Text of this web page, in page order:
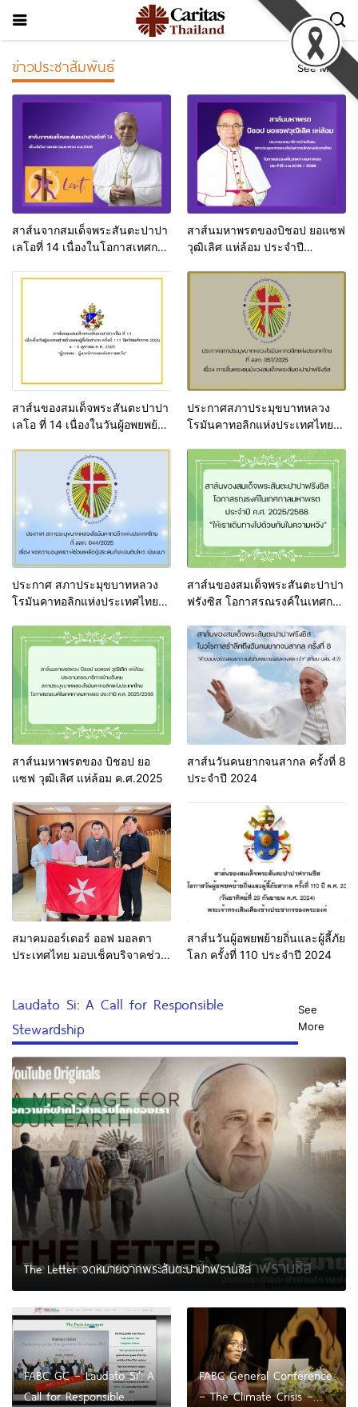
ข่าวประชาสัมพันธ์ See More
สาส์นจากสมเด็จพระสันตะปาปา
เลโอที่ 14 เนื่องในโอกาสเทศกาล
สาส์นมหาพรตของบิชอป ยอแซฟ
วุฒิเลิศ แห่ล้อม ประจำปี
สาส์นของสมเด็จพระสันตะปาปา
เลโอ ที่ 14 เนื่องในวันผู้อพยพย้าย
ริสตศักราช 2025
ประกาศสภาประมุขบาทหลวง
โรมันคาทอลิกแห่งประเทศไทย
พระสันตะปาปาฟรังซิส
ประกาศ สภาประมุขบาทหลวง
โรมันคาทอลิกแห่งประเทศไทย
เหลือผู้ประสบภัยแผ่นดินไหว เมีย
นมา
สาส์นของสมเด็จพระสันตะปาปา
ฟรังซิส โอกาสรณรงค์ในเทศกาล
สาส์นมหาพรตของ บิชอป ยอ
แซฟ วุฒิเลิศ แห่ล้อม ค.ศ.2025
สาส์นวันคนยากจนสากล ครั้งที่ 8
ประจำปี 2024
สมาคมออร์เดอร์ ออฟ มอลตา
ประเทศไทย มอบเช็คบริจาคช่วย
สาส์นวันผู้อพยพย้ายถิ่นและผู้ลี้ภัย
โลก ครั้งที่ 110 ประจำปี 2024
Laudato Si: A Call for Responsible
Stewardship
See
More
The Letter จดหมายจากพระสันตะปาปาฟรานซิส
FABC GC – Laudato Si’: A
Call for Responsible
FABC General Conference
– The Climate Crisis –